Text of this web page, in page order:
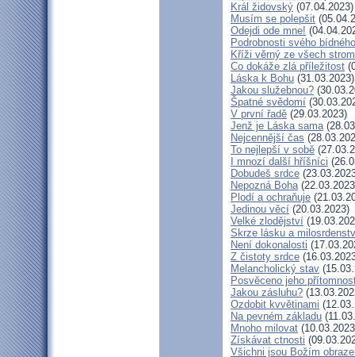
Král židovský (07.04.2023)
Musím se polepšit
Odejdi ode mne!
Podrobnosti svého
Kříži věrný ze všech
Co dokáže zlá příležitost
Láska k Bohu (31.03.2023)
Jakou služebnou?
Špatné svědomí
V první řadě (29.03.2023)
Jenž je Láska sama
Nejcennější čas
To nejlepší v sobě
I mnozí další hříšníci
Dobudeš srdce
Nepozná Boha
Plodí a ochraňuje
Jedinou věcí (20.03.2023)
Velké zlodějství
Skrze lásku a
Není dokonalosti
Z čistoty srdce
Melancholický stav
Posvěceno jeho
Jakou zásluhu?
Ozdobit kvvětinami
Na pevném základu
Mnoho milovat
Získávat ctnosti
Všichni jsou Božím